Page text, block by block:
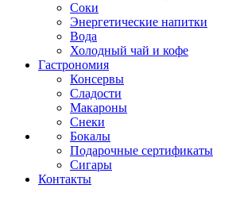
Соки
Энергетические напитки
Вода
Холодный чай и кофе
Гастрономия
Консервы
Сладости
Макароны
Снеки
Бокалы
Подарочные сертификаты
Сигары
Контакты